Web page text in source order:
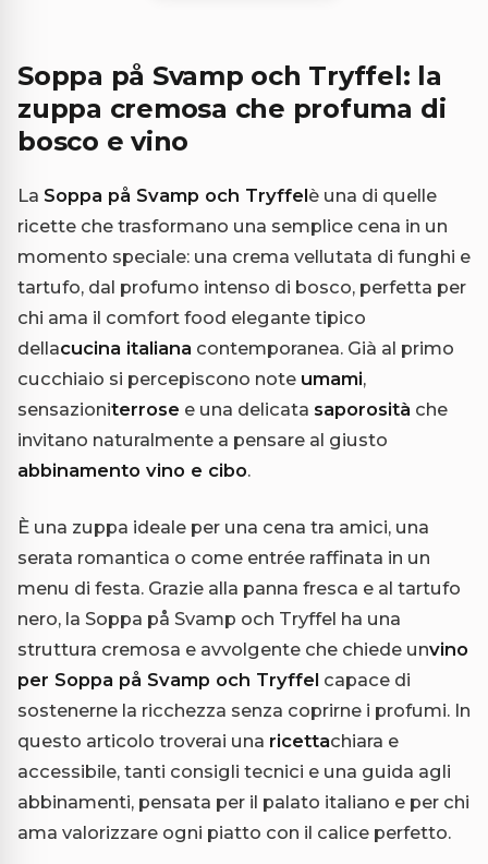
Soppa på Svamp och Tryffel: la
zuppa cremosa che profuma di
bosco e vino
La Soppa på Svamp och Tryffelè una di quelle
ricette che trasformano una semplice cena in un
momento speciale: una crema vellutata di funghi e
tartufo, dal profumo intenso di bosco, perfetta per
chi ama il comfort food elegante tipico
dellacucina italiana contemporanea. Già al primo
cucchiaio si percepiscono note umami,
sensazioniterrose e una delicata saporosità che
invitano naturalmente a pensare al giusto
abbinamento vino e cibo.
È una zuppa ideale per una cena tra amici, una
serata romantica o come entrée raffinata in un
menu di festa. Grazie alla panna fresca e al tartufo
nero, la Soppa på Svamp och Tryffel ha una
struttura cremosa e avvolgente che chiede unvino
per Soppa på Svamp och Tryffel capace di
sostenerne la ricchezza senza coprirne i profumi. In
questo articolo troverai una ricettachiara e
accessibile, tanti consigli tecnici e una guida agli
abbinamenti, pensata per il palato italiano e per chi
ama valorizzare ogni piatto con il calice perfetto.